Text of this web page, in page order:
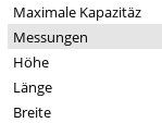
Maximale Kapazitäz
Messungen
Höhe
Länge
Breite